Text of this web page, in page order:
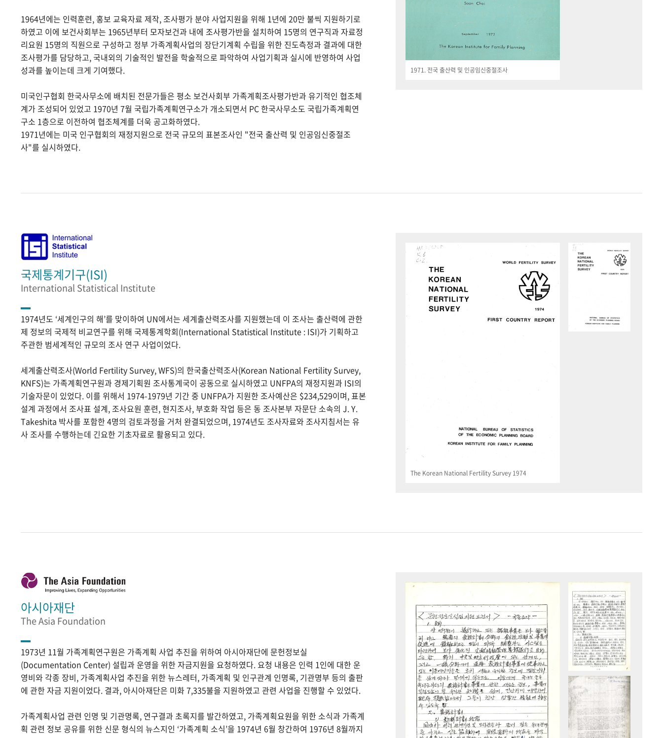
1964년에는 인력훈련, 홍보 교육자료 제작, 조사평가 분야 사업지원을 위해 1년에 20만 불씩 지원하기로
하였고 이에 보건사회부는 1965년부터 모자보건과 내에 조사평가반을 설치하여 15명의 연구직과 자료정
리요원 15명의 직원으로 구성하고 정부 가족계획사업의 장단기계획 수립을 위한 진도측정과 결과에 대한
조사평가를 담당하고, 국내외의 기술적인 발전을 학술적으로 파악하여 사업기획과 실시에 반영하여 사업
성과를 높이는데 크게 기여했다.
미국인구협회 한국사무소에 배치된 전문가들은 평소 보건사회부 가족계획조사평가반과 유기적인 협조체
계가 조성되어 있었고 1970년 7월 국립가족계획연구소가 개소되면서 PC 한국사무소도 국립가족계획연
구소 1층으로 이전하여 협조체계를 더욱 공고화하였다.
1971년에는 미국 인구협회의 재정지원으로 전국 규모의 표본조사인 "전국 출산력 및 인공임신중절조
사"를 실시하였다.
1971. 전국 출산력 및 인공임신중절조사
국제통계기구(ISI)
International Statistical Institute
1974년도 ‘세계인구의 해’를 맞이하여 UN에서는 세계출산력조사를 지원했는데 이 조사는 출산력에 관한
제 정보의 국제적 비교연구를 위해 국제통계학회(International Statistical Institute : ISI)가 기획하고
주관한 범세계적인 규모의 조사 연구 사업이었다.
세계출산력조사(World Fertility Survey, WFS)의 한국출산력조사(Korean National Fertility Survey,
KNFS)는 가족계획연구원과 경제기획원 조사통계국이 공동으로 실시하였고 UNFPA의 재정지원과 ISI의
기술자문이 있었다. 이를 위해서 1974-1979년 기간 중 UNFPA가 지원한 조사예산은 $234,529이며, 표본
설계 과정에서 조사표 설계, 조사요원 훈련, 현지조사, 부호화 작업 등은 동 조사본부 자문단 소속의 J. Y.
Takeshita 박사를 포함한 4명의 검토과정을 거처 완결되었으며, 1974년도 조사자료와 조사지침서는 유
사 조사를 수행하는데 긴요한 기초자료로 활용되고 있다.
The Korean National Fertility Survey 1974
아시아재단
The Asia Foundation
1973년 11월 가족계획연구원은 가족계획 사업 추진을 위하여 아시아재단에 문헌정보실
(Documentation Center) 설립과 운영을 위한 자금지원을 요청하였다. 요청 내용은 인력 1인에 대한 운
영비와 각종 장비, 가족계획사업 추진을 위한 뉴스레터, 가족계획 및 인구관계 인명록, 기관명부 등의 출판
에 관한 자금 지원이었다. 결과, 아시아재단은 미화 7,335불을 지원하였고 관련 사업을 진행할 수 있었다.
가족계획사업 관련 인명 및 기관명록, 연구결과 초록지를 발간하였고, 가족계획요원을 위한 소식과 가족계
획 관련 정보 공유를 위한 신문 형식의 뉴스지인 ‘가족계획 소식’을 1974년 6월 창간하여 1976년 8월까지